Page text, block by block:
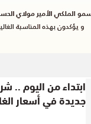
ابتداء من اليوم ..
جديدة في أسعار